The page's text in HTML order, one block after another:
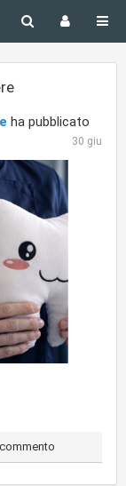
ha pubblicato
30 giu